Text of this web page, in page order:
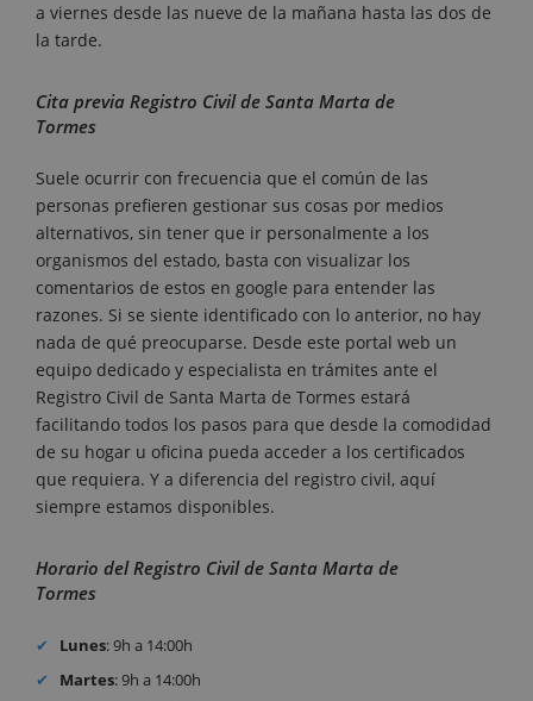
a viernes desde las nueve de la mañana hasta las dos de
la tarde.
Cita previa Registro Civil de Santa Marta de
Tormes
Suele ocurrir con frecuencia que el común de las
personas prefieren gestionar sus cosas por medios
alternativos, sin tener que ir personalmente a los
organismos del estado, basta con visualizar los
comentarios de estos en google para entender las
razones. Si se siente identificado con lo anterior, no hay
nada de qué preocuparse. Desde este portal web un
equipo dedicado y especialista en trámites ante el
Registro Civil de Santa Marta de Tormes estará
facilitando todos los pasos para que desde la comodidad
de su hogar u oficina pueda acceder a los certificados
que requiera. Y a diferencia del registro civil, aquí
siempre estamos disponibles.
Horario del Registro Civil de Santa Marta de
Tormes
Lunes: 9h a 14:00h
Martes: 9h a 14:00h